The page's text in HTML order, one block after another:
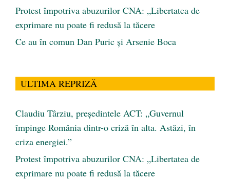
Protest împotriva abuzurilor CNA: „Libertatea de
exprimare nu poate fi redusă la tăcere
Ce au în comun Dan Puric şi Arsenie Boca
ULTIMA REPRIZĂ
Claudiu Târziu, președintele ACT: „Guvernul
împinge România dintr-o criză în alta. Astăzi, în
criza energiei.”
Protest împotriva abuzurilor CNA: „Libertatea de
exprimare nu poate fi redusă la tăcere